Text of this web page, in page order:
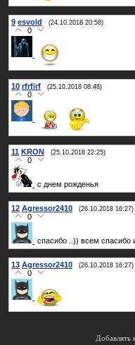
9 esvold (24.10.2018 20:58)
0
10 rfrfirf (25.10.2018 08:48)
0
11 KRON (25.10.2018 22:25)
0
с днем рожденья
12 Agressor2410 (26.10.2018 16:27)
0
спасибо ..)) всем спасибо
13 Agressor2410 (26.10.2018 16:27)
0
Добавлять